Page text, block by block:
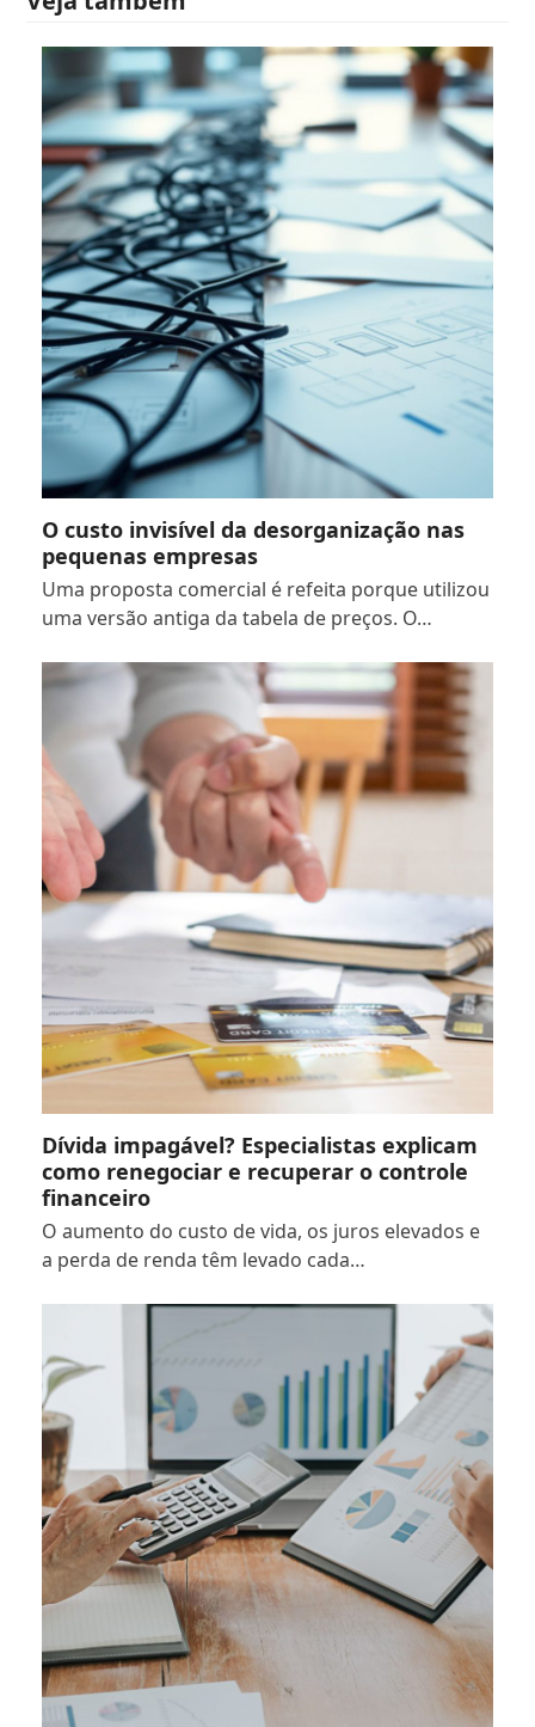
O custo invisível da desorganização nas
pequenas empresas
Uma proposta comercial é refeita porque utilizou
uma versão antiga da tabela de preços. O…
Dívida impagável? Especialistas explicam
como renegociar e recuperar o controle
financeiro
O aumento do custo de vida, os juros elevados e
a perda de renda têm levado cada…